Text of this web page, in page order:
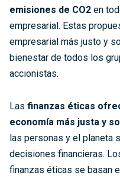
emisiones de CO2 en
empresarial. Estas
empresarial más justo y
bienestar de todos los
accionistas.
Las finanzas éticas
economía más justa y
las personas y el planeta
decisiones financieras.
finanzas éticas se basan